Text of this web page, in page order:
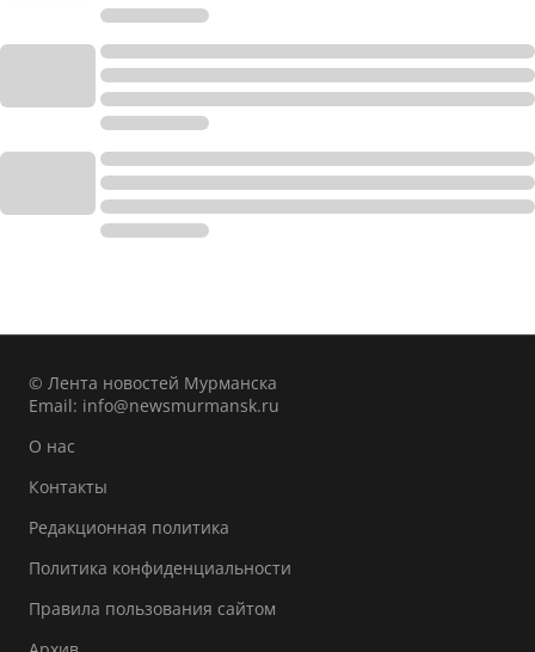
© Лента новостей Мурманска
Email: info@newsmurmansk.ru
О нас
Контакты
Редакционная политика
Политика конфиденциальности
Правила пользования сайтом